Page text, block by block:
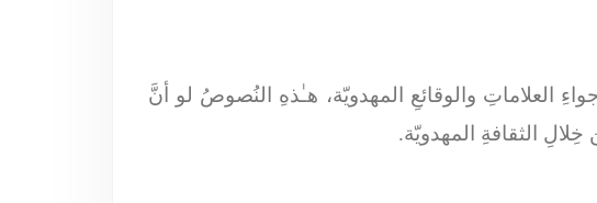
العلاماتِ والوقائعِ المهدويّة، هـٰذهِ النُصوصُ لو أنَّ
الثقافةِ المهدويّة.